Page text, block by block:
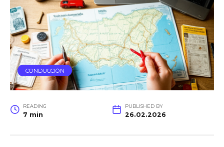
CONDUCCIÓN
READING
7 min
PUBLISHED BY
26.02.2026